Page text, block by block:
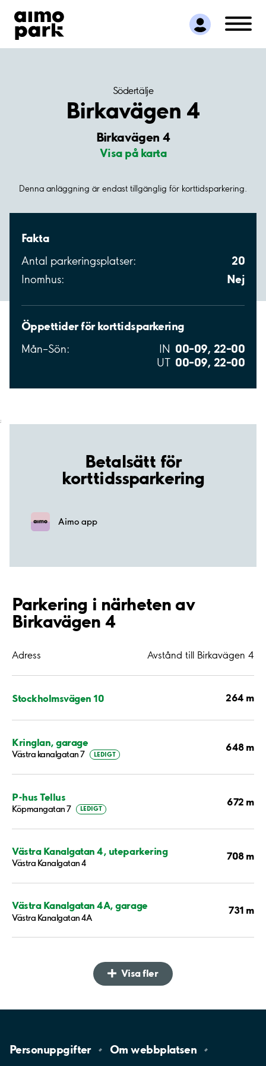
Hitta parkering
Samarbete
Kundservice
Södertälje
Birkavägen 4
Birkavägen 4
Visa på karta
Denna anläggning är endast tillgänglig för korttidsparkering.
Fakta
Antal parkeringsplatser: 20
Inomhus: Nej
Öppettider för korttidsparkering
Mån–Sön: IN 00–09, 22–00
UT 00–09, 22–00
;
Betalsätt för
korttidssparkering
Aimo app
Parkering i närheten av
Birkavägen 4
Adress Avstånd till Birkavägen 4
Stockholmsvägen 10 264 m
Kringlan, garage
Västra kanalgatan 7 LEDIGT
648 m
P-hus Tellus
Köpmangatan 7 LEDIGT
672 m
Västra Kanalgatan 4, uteparkering
Västra Kanalgatan 4
708 m
Västra Kanalgatan 4A, garage
Västra Kanalgatan 4A
731 m
Visa fler
Personuppgifter Omwebbplatsen